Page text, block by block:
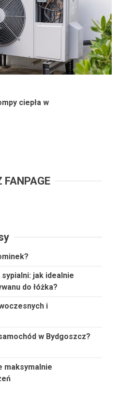
ciepła w
FANPAGE
jak idealnie
do łóżka?
i
w Bydgoszcz?
maksymalnie